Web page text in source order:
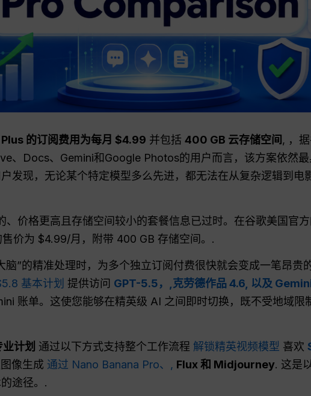
的订阅费用为每月 $4.99 并包括 400 GB 云存储空间, ，
、Docs、Gemini和Google Photos的用户而言，该方案依然
发现，无论某个特定模型多么先进，都无法在从复杂逻辑到电
、价格更高且存储空间较小的套餐信息已过时。在谷歌美国官
价为 $4.99/月，附带 400 GB 存储空间。.
脑”的精准处理时，为多个独立订阅付费很快就会变成一笔昂贵
基本计划 提供访问 GPT-5.5，, 克劳德作品 4.6, 以及
账单。这使您能够在精英级 AI 之间即时切换，既不受地域限
计划 通过以下方式支持整个工作流程 解锁精英视频模型 喜欢
像生成 通过 Nano Banana Pro、, Flux 和 Midjourney. 这是
途径。.